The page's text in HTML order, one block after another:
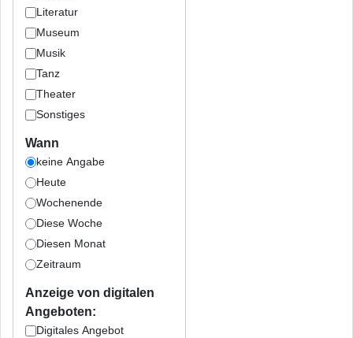
Literatur
Museum
Musik
Tanz
Theater
Sonstiges
Wann
keine Angabe
Heute
Wochenende
Diese Woche
Diesen Monat
Zeitraum
Anzeige von digitalen
Angeboten:
Digitales Angebot